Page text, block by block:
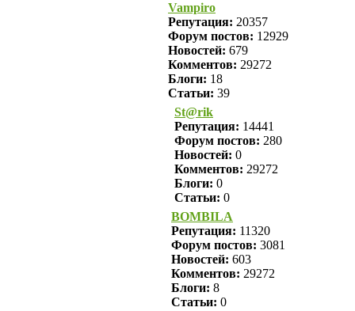
Vampiro
Репутация: 20357
Форум постов: 12929
Новостей: 679
Комментов: 29272
Блоги: 18
Статьи: 39
St@rik
Репутация: 14441
Форум постов: 280
Новостей: 0
Комментов: 29272
Блоги: 0
Статьи: 0
BOMBILA
Репутация: 11320
Форум постов: 3081
Новостей: 603
Комментов: 29272
Блоги: 8
Статьи: 0